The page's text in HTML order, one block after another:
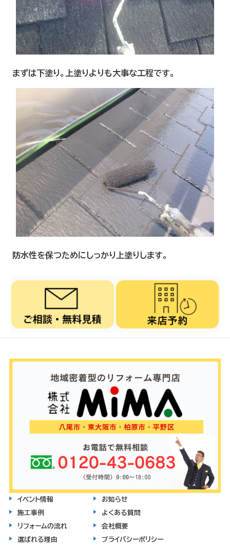
まずは下塗り。上塗りよりも大事な工程です。
防水性を保つためにしっかり上塗りします。
イベント情報
施工事例
リフォームの流れ
選ばれる理由
お知らせ
よくある質問
会社概要
プライバシーポリシー